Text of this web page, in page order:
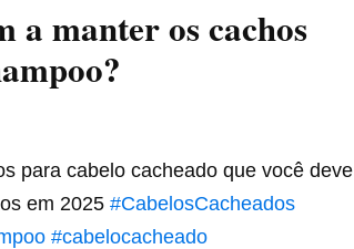
a manter os cachos
para cabelo cacheado que você deve
em 2025 #CabelosCacheados
#cabelocacheado